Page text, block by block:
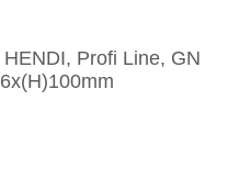
Profi Line, GN